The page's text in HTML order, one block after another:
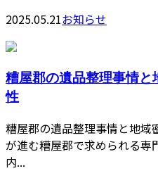
2025.05.21お知らせ
糟屋郡の遺品整理事情
性
糟屋郡の遺品整理事情と地域
が進む糟屋郡で求められる専
内...